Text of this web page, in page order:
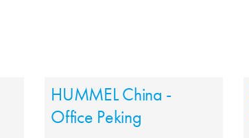
HUMMEL China -
Office Peking